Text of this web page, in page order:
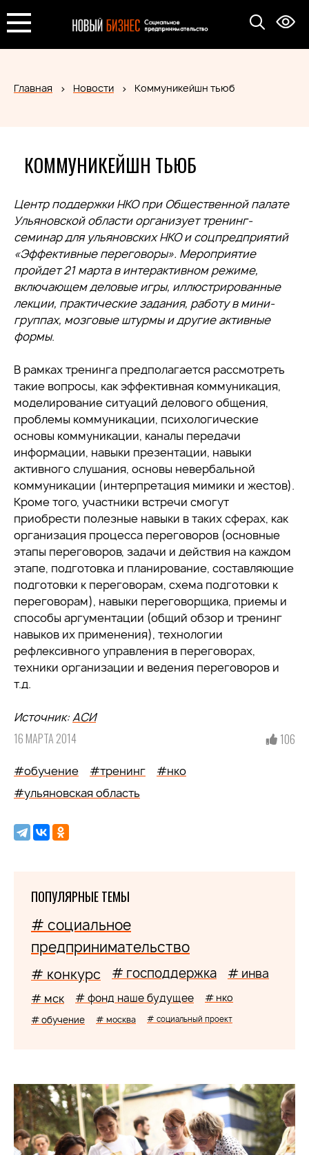
Главная Новости Коммуникейшн тьюб
КОММУНИКЕЙШН ТЬЮБ
Центр поддержки НКО при Общественной палате
Ульяновской области организует тренинг-
семинар для ульяновских НКО и соцпредприятий
«Эффективные переговоры». Мероприятие
пройдет 21 марта в интерактивном режиме,
включающем деловые игры, иллюстрированные
лекции, практические задания, работу в мини-
группах, мозговые штурмы и другие активные
формы.
В рамках тренинга предполагается рассмотреть
такие вопросы, как эффективная коммуникация,
моделирование ситуаций делового общения,
проблемы коммуникации, психологические
основы коммуникации, каналы передачи
информации, навыки презентации, навыки
активного слушания, основы невербальной
коммуникации (интерпретация мимики и жестов).
Кроме того, участники встречи смогут
приобрести полезные навыки в таких сферах, как
организация процесса переговоров (основные
этапы переговоров, задачи и действия на каждом
этапе, подготовка и планирование, составляющие
подготовки к переговорам, схема подготовки к
переговорам), навыки переговорщика, приемы и
способы аргументации (общий обзор и тренинг
навыков их применения), технологии
рефлексивного управления в переговорах,
техники организации и ведения переговоров и
т.д.
Источник:АСИ
16 МАРТА 2014 106
#обучение #тренинг
#нко
#ульяновская область
ПОПУЛЯРНЫЕ ТЕМЫ
# социальное
предпринимательство
# конкурс # господдержка # инва
# мск # фонд наше будущее # нко
# обучение # москва # социальный проект